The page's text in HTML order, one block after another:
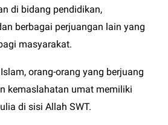
di bidang pendidikan,
berbagai perjuangan lain yang
masyarakat.
orang-orang yang berjuang
kemaslahatan umat memiliki
di sisi Allah SWT.